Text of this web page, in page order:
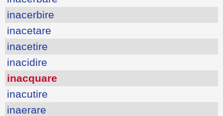
inacerbire
inacetare
inacetire
inacidire
inacquare
inacutire
inaerare